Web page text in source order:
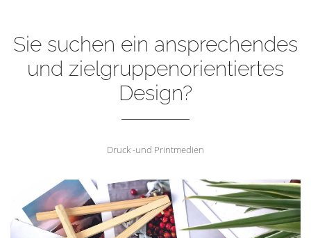
Sie suchen ein ansprechendes
und zielgruppenorientiertes
Design?
Druck -und Printmedien